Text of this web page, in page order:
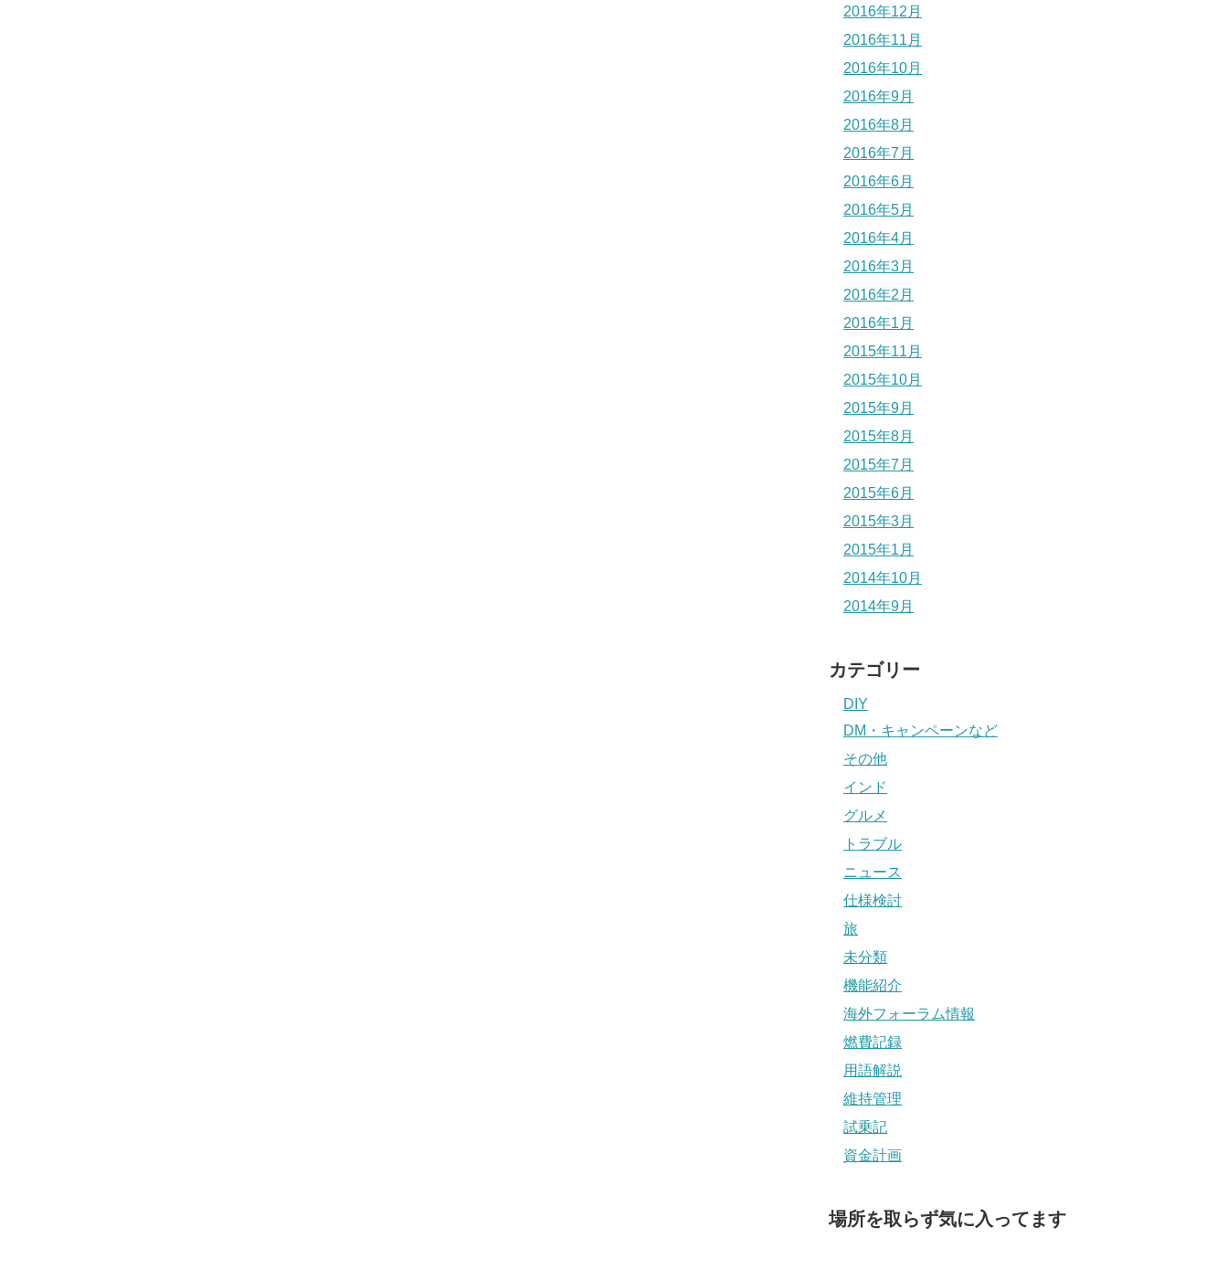
2016年12月
2016年11月
2016年10月
2016年9月
2016年8月
2016年7月
2016年6月
2016年5月
2016年4月
2016年3月
2016年2月
2016年1月
2015年11月
2015年10月
2015年9月
2015年8月
2015年7月
2015年6月
2015年3月
2015年1月
2014年10月
2014年9月
カテゴリー
DIY
DM・キャンペーンなど
その他
インド
グルメ
トラブル
ニュース
仕様検討
旅
未分類
機能紹介
海外フォーラム情報
燃費記録
用語解説
維持管理
試乗記
資金計画
場所を取らず気に入ってます